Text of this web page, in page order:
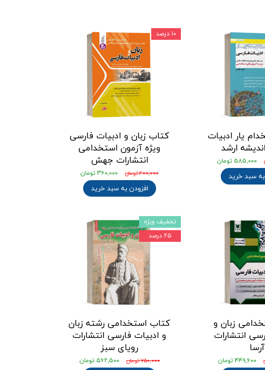
یار ادبیات
ارشد
۵۸۵,۰۰۰ تومان
به سبد خرید
کتاب زبان و ادبیات فارسی
ویژه آزمون استخدامی
انتشارات جهش
۴۰۰,۰۰۰ تومان ۳۶۰,۰۰۰ تومان
افزودن به سبد خرید
۱۰ درصد
زبان و
انتشارات
آرسا
۴۴۹,۶۰۰ تومان
کتاب استخدامی رشته زبان
و ادبیات فارسی انتشارات
رویای سبز
۷۵۰,۰۰۰ تومان ۵۶۲,۵۰۰ تومان
تخفیف ویژه
۲۵ درصد